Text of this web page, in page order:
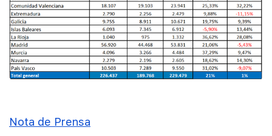
Nota de Prensa